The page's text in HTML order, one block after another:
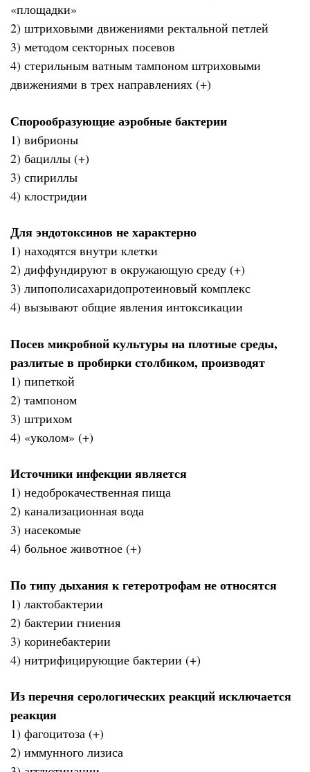
«площадки»
2) штриховыми движениями ректальной петлей
3) методом секторных посевов
4) стерильным ватным тампоном штриховыми
движениями в трех направлениях (+)
Спорообразующие аэробные бактерии
1) вибрионы
2) бациллы (+)
3) спириллы
4) клостридии
Для эндотоксинов не характерно
1) находятся внутри клетки
2) диффундируют в окружающую среду (+)
3) липополисахаридопротеиновый комплекс
4) вызывают общие явления интоксикации
Посев микробной культуры на плотные среды,
разлитые в пробирки столбиком, производят
1) пипеткой
2) тампоном
3) штрихом
4) «уколом» (+)
Источники инфекции является
1) недоброкачественная пища
2) канализационная вода
3) насекомые
4) больное животное (+)
По типу дыхания к гетеротрофам не относятся
1) лактобактерии
2) бактерии гниения
3) коринебактерии
4) нитрифицирующие бактерии (+)
Из перечня серологических реакций исключается
реакция
1) фагоцитоза (+)
2) иммунного лизиса